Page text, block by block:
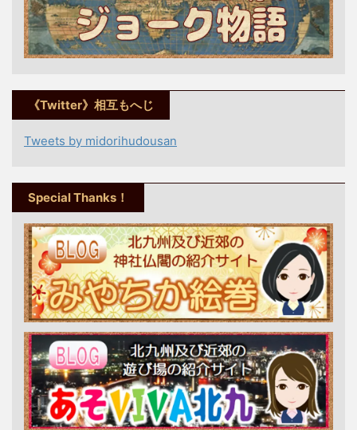
《Twitter》相互もへじ
Tweets by midorihudousan
Special Thanks！